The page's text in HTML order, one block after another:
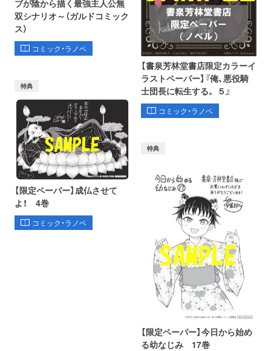
ブが陰から描く最強主人公無
双シナリオ～（ガルドコミック
ス）
コミック・ラノベ
【書泉芳林堂書店限定カラーイ
ラストペーパー】『俺、悪役騎
士団長に転生する。 ５』
コミック・ラノベ
特典
【限定ペーパー】成仏させて
よ！ 4巻
コミック・ラノベ
特典
【限定ペーパー】今日から始め
る幼なじみ 17巻